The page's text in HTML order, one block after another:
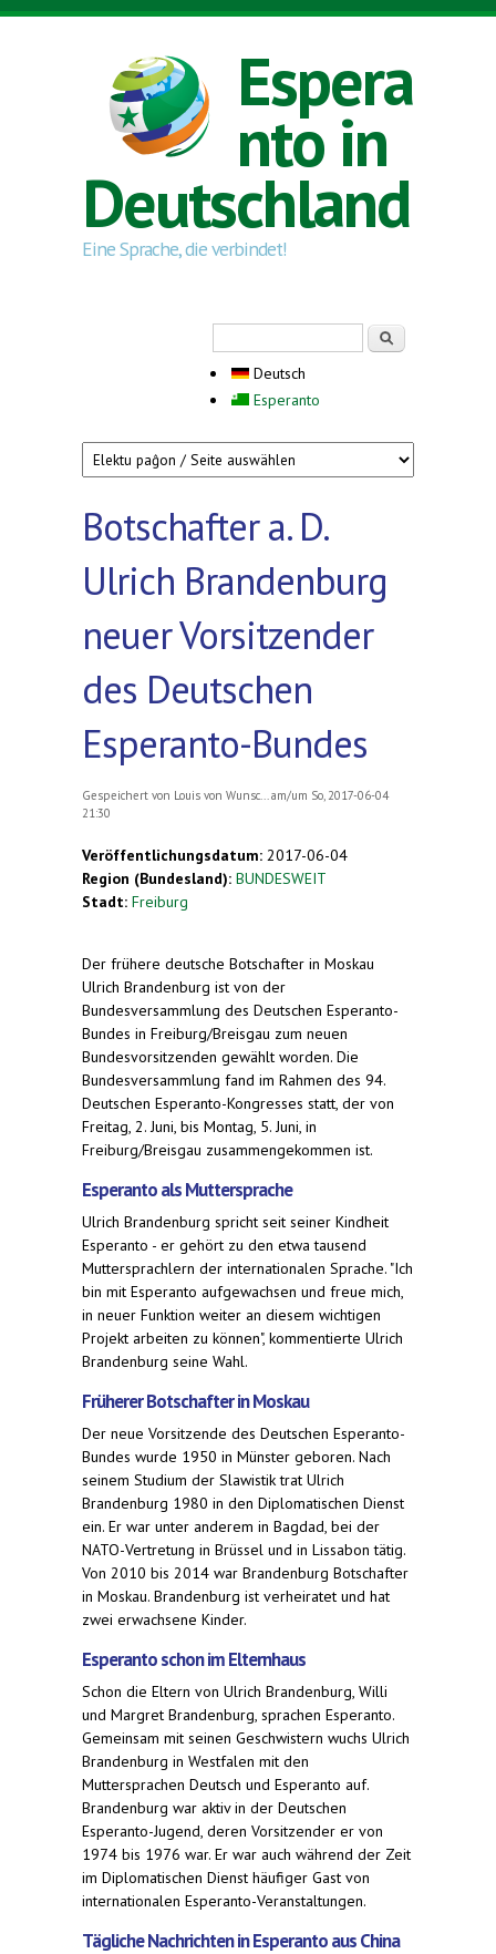
Direkt zum Inhalt
Espera
nto in
Deutschland
Eine Sprache, die verbindet!
Deutsch
Esperanto
Botschafter a. D.
Ulrich Brandenburg
neuer Vorsitzender
des Deutschen
Esperanto-Bundes
Gespeichert von Louis von Wunsc...
am/um So, 2017-06-04
21:30
Veröffentlichungsdatum: 2017-06-04
Region (Bundesland): BUNDESWEIT
Stadt: Freiburg
Der frühere deutsche Botschafter in Moskau
Ulrich Brandenburg ist von der
Bundesversammlung des Deutschen Esperanto-
Bundes in Freiburg/Breisgau zum neuen
Bundesvorsitzenden gewählt worden. Die
Bundesversammlung fand im Rahmen des 94.
Deutschen Esperanto-Kongresses statt, der von
Freitag, 2. Juni, bis Montag, 5. Juni, in
Freiburg/Breisgau zusammengekommen ist.
Esperanto als Muttersprache
Ulrich Brandenburg spricht seit seiner Kindheit
Esperanto - er gehört zu den etwa tausend
Muttersprachlern der internationalen Sprache. "Ich
bin mit Esperanto aufgewachsen und freue mich,
in neuer Funktion weiter an diesem wichtigen
Projekt arbeiten zu können", kommentierte Ulrich
Brandenburg seine Wahl.
Früherer Botschafter in Moskau
Der neue Vorsitzende des Deutschen Esperanto-
Bundes wurde 1950 in Münster geboren. Nach
seinem Studium der Slawistik trat Ulrich
Brandenburg 1980 in den Diplomatischen Dienst
ein. Er war unter anderem in Bagdad, bei der
NATO-Vertretung in Brüssel und in Lissabon tätig.
Von 2010 bis 2014 war Brandenburg Botschafter
in Moskau. Brandenburg ist verheiratet und hat
zwei erwachsene Kinder.
Esperanto schon im Elternhaus
Schon die Eltern von Ulrich Brandenburg, Willi
und Margret Brandenburg, sprachen Esperanto.
Gemeinsam mit seinen Geschwistern wuchs Ulrich
Brandenburg in Westfalen mit den
Muttersprachen Deutsch und Esperanto auf.
Brandenburg war aktiv in der Deutschen
Esperanto-Jugend, deren Vorsitzender er von
1974 bis 1976 war. Er war auch während der Zeit
im Diplomatischen Dienst häufiger Gast von
internationalen Esperanto-Veranstaltungen.
Tägliche Nachrichten in Esperanto aus China